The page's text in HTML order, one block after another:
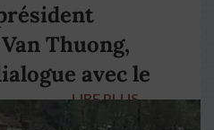
Thuong,
avec le
LIRE PLUS →